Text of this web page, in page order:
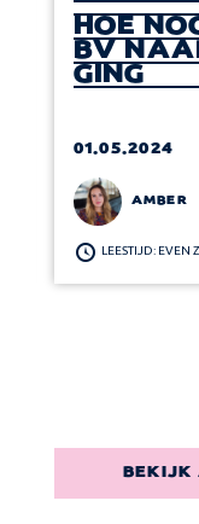
HOE
BV
GING
01.05.2024
AMBER
LEESTIJD: EVEN
BEKIJK